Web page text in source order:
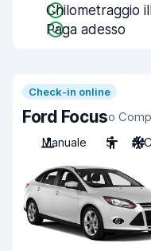
Chilometraggio
Paga adesso
Check-in online
Ford Focuso
Manuale
5 A/C